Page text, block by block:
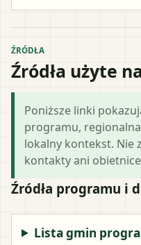
ŹRÓDŁA
Źródła użyte
Poniższe linki
programu,
lokalny kontekst. Nie
kontakty ani
Źródła programu i
Lista gmin